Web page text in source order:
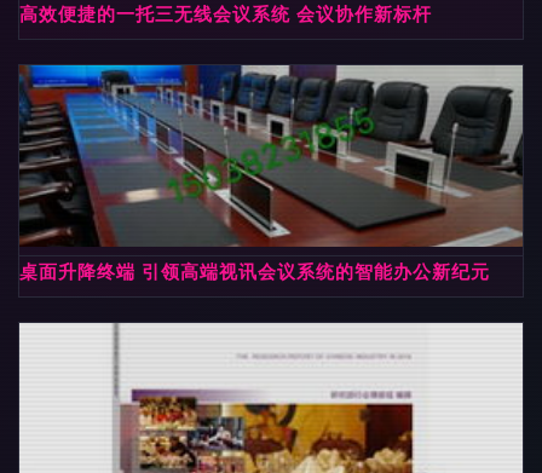
高效便捷的一托三无线会议系统 会议协作新标杆
桌面升降终端 引领高端视讯会议系统的智能办公新纪元